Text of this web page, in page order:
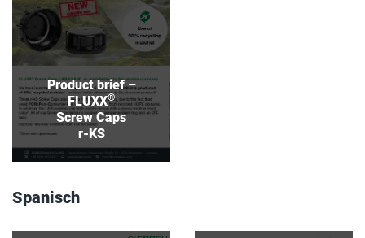
Product brief –
FLUXX®
Screw Caps
r-KS
Download
Spanisch